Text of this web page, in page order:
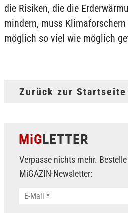
die Risiken, die die
mindern, muss
möglich so viel wie möglich
Zurück zur Startseite
MiGLETTER
Verpasse nichts mehr.
MiGAZIN-Newsletter: